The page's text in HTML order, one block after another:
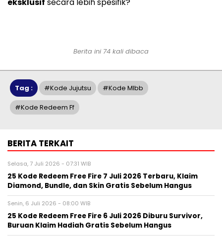
eksklusif secara lebih spesifik?
Berita ini 74 kali dibaca
Tag : #kode Jujutsu #kode Mlbb
#kode Redeem Ff
BERITA TERKAIT
Selasa, 7 Juli 2026 - 07:31 WIB
25 Kode Redeem Free Fire 7 Juli 2026 Terbaru, Klaim
Diamond, Bundle, dan Skin Gratis Sebelum Hangus
Senin, 6 Juli 2026 - 08:00 WIB
25 Kode Redeem Free Fire 6 Juli 2026 Diburu Survivor,
Buruan Klaim Hadiah Gratis Sebelum Hangus